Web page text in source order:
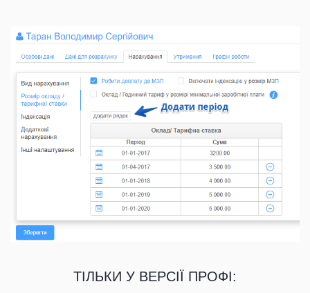
ТІЛЬКИ У ВЕРСІЇ ПРОФІ: